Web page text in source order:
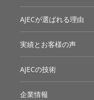
AJECが選ばれる理由
実績とお客様の声
AJECの技術
企業情報